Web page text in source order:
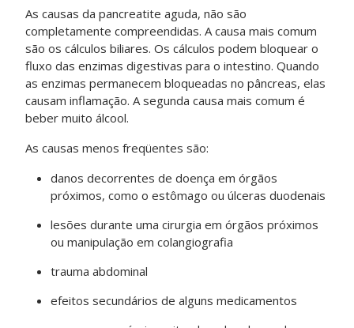
As causas da pancreatite aguda, não são
completamente compreendidas. A causa mais comum
são os cálculos biliares. Os cálculos podem bloquear o
fluxo das enzimas digestivas para o intestino. Quando
as enzimas permanecem bloqueadas no pâncreas, elas
causam inflamação. A segunda causa mais comum é
beber muito álcool.
As causas menos freqüentes são:
danos decorrentes de doença em órgãos
próximos, como o estômago ou úlceras duodenais
lesões durante uma cirurgia em órgãos próximos
ou manipulação em colangiografia
trauma abdominal
efeitos secundários de alguns medicamentos